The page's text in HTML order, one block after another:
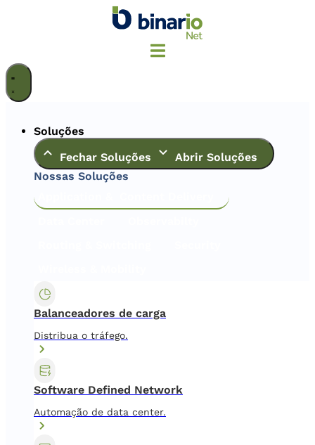
Soluções
Fechar Soluções
Abrir Soluções
Nossas Soluções
Balanceadores de carga
Distribua o tráfego.
Software Defined Network
Automação de data center.